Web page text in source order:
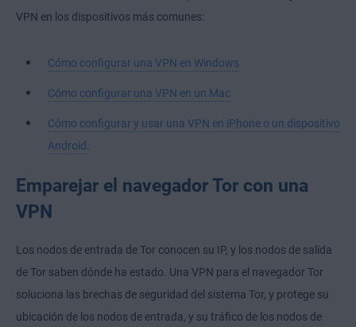
VPN en los dispositivos más comunes:
Cómo configurar una VPN en Windows
Cómo configurar una VPN en un Mac
Cómo configurar y usar una VPN en iPhone o un dispositivo
Android
Emparejar el navegador Tor con una
VPN
Los nodos de entrada de Tor conocen su IP, y los nodos de salida
de Tor saben dónde ha estado. Una VPN para el navegador Tor
soluciona las brechas de seguridad del sistema Tor, y protege su
ubicación de los nodos de entrada, y su tráfico de los nodos de